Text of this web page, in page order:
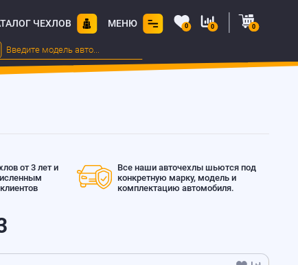
ЧЕХЛОВ МЕНЮ 0 0 0
от 3 лет и
Все наши авточехлы шьются под
конкретную марку, модель и
комплектацию автомобиля.